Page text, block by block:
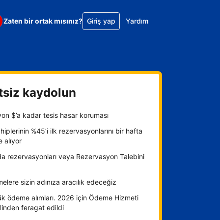
Zaten bir ortak mısınız? Giriş yap Yardım
kaydolun
$’a kadar tesis hasar koruması
%45’i ilk rezervasyonlarını bir hafta
alıyor
rezervasyonları veya Rezervasyon Talebini
sizin adınıza aracılık edeceğiz
ödeme alımları. 2026 için Ödeme Hizmeti
feragat edildi